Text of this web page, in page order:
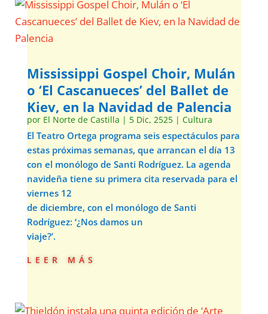
Mississippi Gospel Choir, Mulán
o ‘El Cascanueces’ del Ballet de
Kiev, en la Navidad de Palencia
por El Norte de Castilla | 5 Dic, 2525| Cultura
El Teatro Ortega programa seis espectáculos para
estas próximas semanas, que arrancan el día 13
con el monólogo de Santi Rodríguez. La agenda
navideña tiene su primera cita reservada para el
viernes 12
de diciembre, con el monólogo de Santi
Rodríguez: ‘¿Nos damos un
viaje?’.
leer más